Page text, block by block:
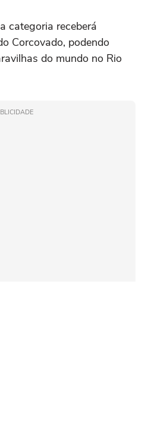
categoria receberá
Corcovado, podendo
do mundo no Rio